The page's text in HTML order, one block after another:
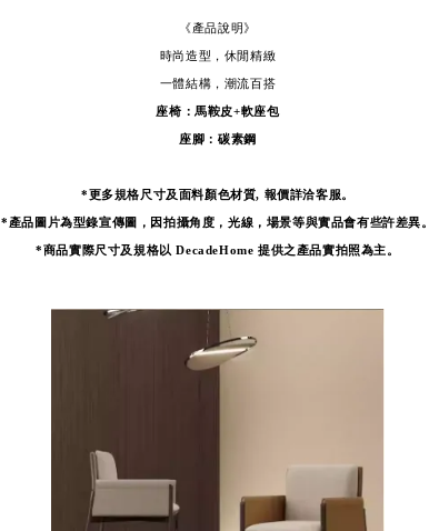
《產品說明》
時尚造型，休閒精緻
一體結構，潮流百搭
座椅：馬鞍皮+軟座包
座腳：碳素鋼
*更多規格尺寸及面料顏色材質, 報價詳洽客服。
*產品圖片為型錄宣傳圖，因拍攝角度，光線，場景等與實品會有些許差異。
*商品實際尺寸及規格以 DecadeHome 提供之產品實拍照為主。